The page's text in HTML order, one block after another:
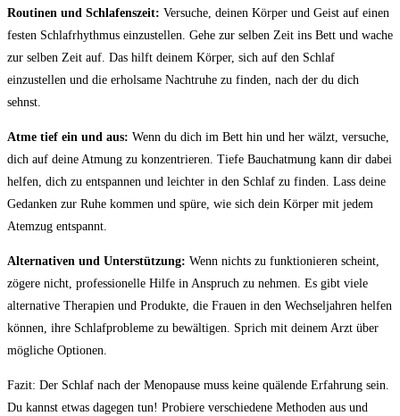
Routinen und Schlafenszeit: Versuche, deinen⁢ Körper ​und Geist auf ‍einen
festen ​Schlafrhythmus ⁤einzustellen. Gehe zur selben Zeit ins Bett und wache
zur selben Zeit auf.⁣ Das hilft deinem Körper, sich auf den Schlaf
einzustellen und⁣ die erholsame Nachtruhe zu finden, nach der du dich
⁣sehnst.
Atme tief⁢ ein⁤ und aus: Wenn du dich im‌ Bett hin und her wälzt, ‍versuche,
dich auf deine Atmung zu konzentrieren. Tiefe Bauchatmung kann dir⁤ dabei
helfen, dich zu‍ entspannen und ‍leichter in den ‍Schlaf zu finden. Lass deine
Gedanken zur Ruhe kommen und spüre, wie ​sich dein Körper ⁤mit jedem
Atemzug‍ entspannt.
Alternativen und Unterstützung: Wenn⁤ nichts zu funktionieren scheint,
zögere nicht, professionelle Hilfe in Anspruch⁣ zu nehmen. Es gibt viele
alternative Therapien und‍ Produkte, die ​Frauen in​ den ⁢Wechseljahren helfen
können, ihre ​Schlafprobleme zu ‌bewältigen. Sprich mit deinem‍ Arzt über
mögliche Optionen.
Fazit:‍ Der Schlaf nach der Menopause muss keine quälende ⁤Erfahrung⁣ sein.
Du kannst etwas⁢ dagegen tun! Probiere ⁤verschiedene ⁣Methoden ‍aus ‍und